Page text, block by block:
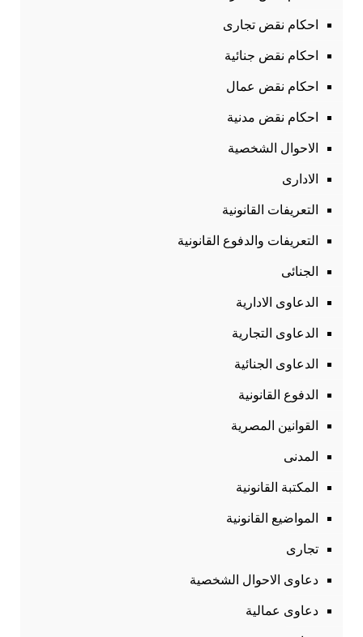
احكام نقض تجارى
احكام نقض جنائية
احكام نقض عمال
احكام نقض مدنية
الاحوال الشخصية
الادارى
التعريفات القانونية
التعريفات والدفوع القانونية
الجنائى
الدعاوى الادارية
الدعاوى التجارية
الدعاوى الجنائية
الدفوع القانونية
القوانين المصرية
المدنى
المكتبة القانونية
المواضيع القانونية
تجارى
دعاوى الاحوال الشخصية
دعاوى عمالية